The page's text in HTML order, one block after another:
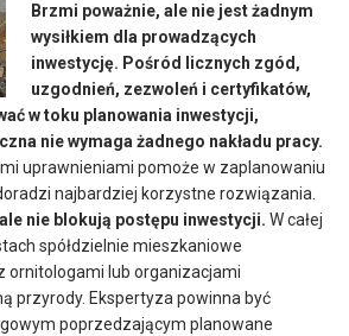
Brzmi poważnie, ale nie jest żadnym
wysiłkiem dla prowadzących
inwestycję. Pośród licznych zgód,
uzgodnień, zezwoleń i certyfikatów,
w toku planowania inwestycji,
nie wymaga żadnego nakładu pracy.
uprawnieniami pomoże w zaplanowaniu
najbardziej korzystne rozwiązania.
nie blokują postępu inwestycji. W całej
spółdzielnie mieszkaniowe
ornitologami lub organizacjami
przyrody. Ekspertyza powinna być
poprzedzającym planowane